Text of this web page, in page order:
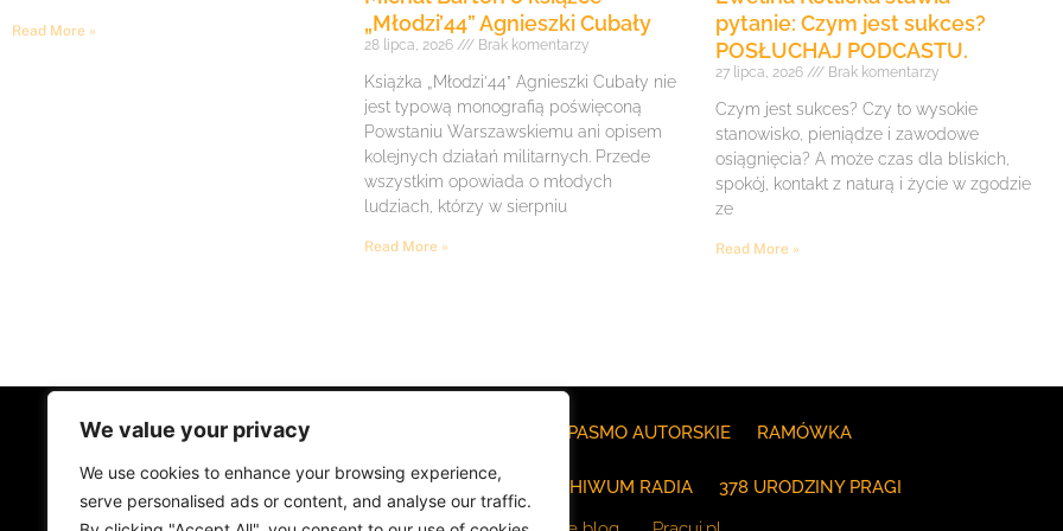
We value your privacy
We use cookies to enhance your browsing experience,
serve personalised ads or content, and analyse our traffic.
Read More »
„Młodzi’44” Agnieszki Cubały
28 lipca, 2026 Brak komentarzy
Książka „Młodzi’44” Agnieszki Cubały nie
jest typową monografią poświęconą
Powstaniu Warszawskiemu ani opisem
kolejnych działań militarnych. Przede
wszystkim opowiada o młodych
ludziach, którzy w sierpniu
Read More »
pytanie: Czym jest sukces?
POSŁUCHAJ PODCASTU.
27 lipca, 2026 Brak komentarzy
Czym jest sukces? Czy to wysokie
stanowisko, pieniądze i zawodowe
osiągnięcia? A może czas dla bliskich,
spokój, kontakt z naturą i życie w zgodzie
ze
Read More »
STRONA GŁÓWNA PASMO AUTORSKIE RAMÓWKA
MUZYKA I KONCERTY KONTAKT ARCHIWUM RADIA
378 URODZINY PRAGI